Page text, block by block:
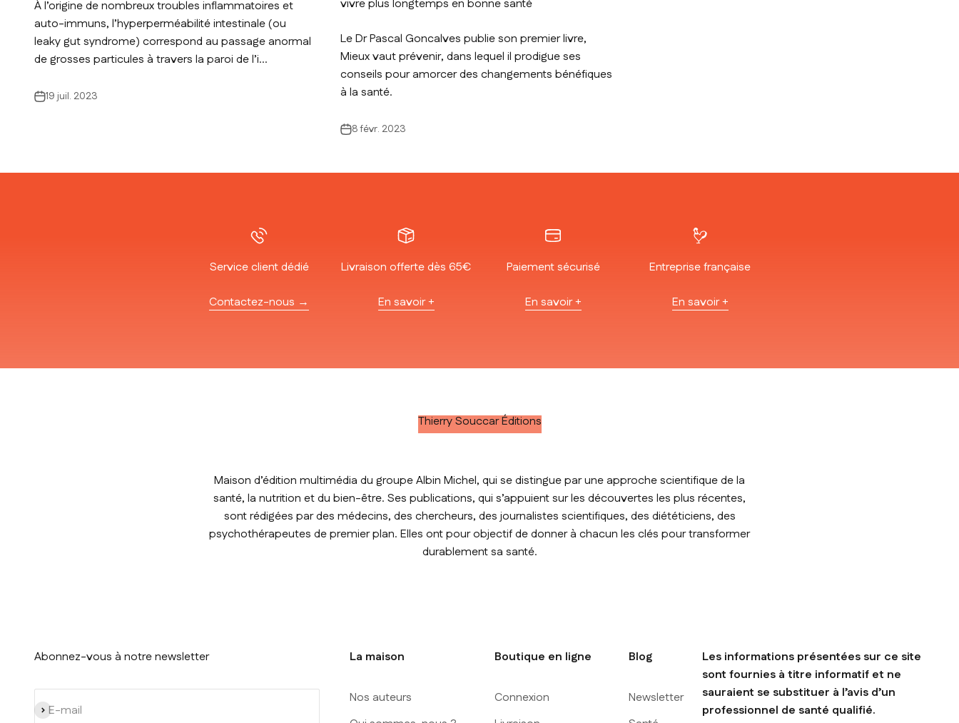
À l’origine de nombreux troubles inflammatoires et
auto-immuns, l’hyperperméabilité intestinale (ou
leaky gut syndrome) correspond au passage anormal
de grosses particules à travers la paroi de l’i...
19 juil. 2023
vivre plus longtemps en bonne santé
Le Dr Pascal Goncalves publie son premier livre,
Mieux vaut prévenir, dans lequel il prodigue ses
conseils pour amorcer des changements bénéfiques
à la santé.
8 févr. 2023
Service client dédié
Contactez-nous →
Livraison offerte dès 65€
En savoir +
Paiement sécurisé
En savoir +
Entreprise française
En savoir +
Thierry Souccar Éditions
Maison d’édition multimédia du groupe Albin Michel, qui se distingue par une approche scientifique de la
santé, la nutrition et du bien-être. Ses publications, qui s’appuient sur les découvertes les plus récentes,
sont rédigées par des médecins, des chercheurs, des journalistes scientifiques, des diététiciens, des
psychothérapeutes de premier plan. Elles ont pour objectif de donner à chacun les clés pour transformer
durablement sa santé.
Abonnez-vous à notre newsletter
E-mail
S'inscrire
La maison
Nos auteurs
Boutique en ligne
Connexion
Blog
Newsletter
Les informations présentées sur ce site
sont fournies à titre informatif et ne
sauraient se substituer à l’avis d’un
professionnel de santé qualifié.